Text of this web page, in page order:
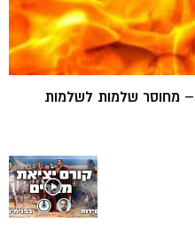
מחוסר שלמות לשלמות